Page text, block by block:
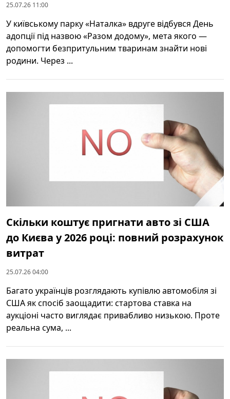
25.07.26 11:00
У київському парку «Наталка» вдруге відбувся День
адопції під назвою «Разом додому», мета якого —
допомогти безпритульним тваринам знайти нові
родини. Через ...
Скільки коштує пригнати авто зі США
до Києва у 2026 році: повний розрахунок
витрат
25.07.26 04:00
Багато українців розглядають купівлю автомобіля зі
США як спосіб заощадити: стартова ставка на
аукціоні часто виглядає привабливо низькою. Проте
реальна сума, ...